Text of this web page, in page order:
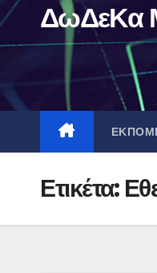
ΔωΔεΚα
Ετικέτα: